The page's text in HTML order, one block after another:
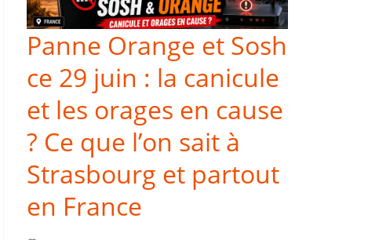
Panne Orange et Sosh
ce 29 juin : la canicule
et les orages en cause
? Ce que l’on sait à
Strasbourg et partout
en France